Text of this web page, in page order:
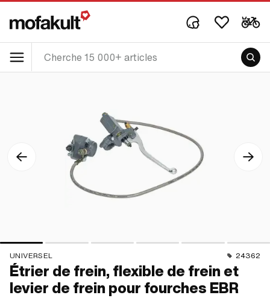
UNIVERSEL 24362
Étrier de frein, flexible de frein et
levier de frein pour fourches EBR